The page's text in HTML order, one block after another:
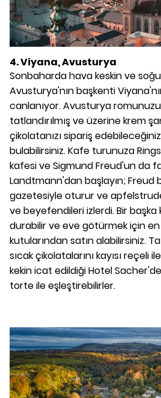
4. Viyana, Avusturya
Sonbaharda hava keskin ve
Avusturya'nın başkenti
canlanıyor. Avusturya
tatlandırılmış ve üzerine krem
çikolatanızı sipariş
bulabilirsiniz. Kafe turunuza
kafesi ve Sigmund Freud'un da
Landtmann'dan başlayın; Freud
gazetesiyle oturur ve
ve beyefendileri izlerdi. Bir başka
durabilir ve eve götürmek için
kutularından satın alabilirsiniz.
sıcak çikolatalarını kayısı reçeli
kekin icat edildiği Hotel
torte ile eşleştirebilirler.